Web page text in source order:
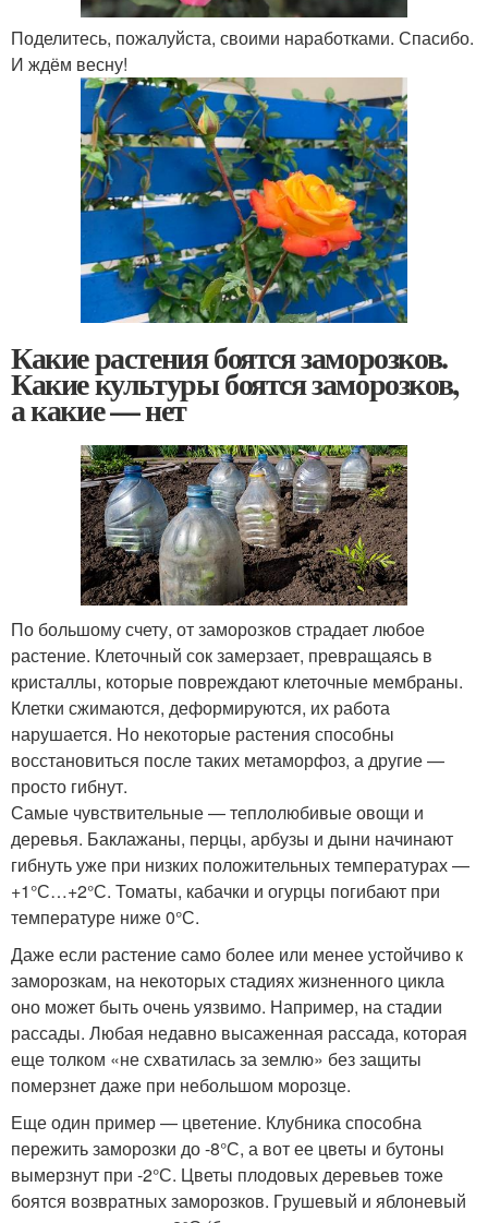
Поделитесь, пожалуйста, своими наработками. Спасибо.
И ждём весну!
Какие растения боятся заморозков.
Какие культуры боятся заморозков,
а какие — нет
По большому счету, от заморозков страдает любое
растение. Клеточный сок замерзает, превращаясь в
кристаллы, которые повреждают клеточные мембраны.
Клетки сжимаются, деформируются, их работа
нарушается. Но некоторые растения способны
восстановиться после таких метаморфоз, а другие —
просто гибнут.
Самые чувствительные — теплолюбивые овощи и
деревья. Баклажаны, перцы, арбузы и дыни начинают
гибнуть уже при низких положительных температурах —
+1°С…+2°С. Томаты, кабачки и огурцы погибают при
температуре ниже 0°С.
Даже если растение само более или менее устойчиво к
заморозкам, на некоторых стадиях жизненного цикла
оно может быть очень уязвимо. Например, на стадии
рассады. Любая недавно высаженная рассада, которая
еще толком «не схватилась за землю» без защиты
померзнет даже при небольшом морозце.
Еще один пример — цветение. Клубника способна
пережить заморозки до -8°С, а вот ее цветы и бутоны
вымерзнут при -2°С. Цветы плодовых деревьев тоже
боятся возвратных заморозков. Грушевый и яблоневый